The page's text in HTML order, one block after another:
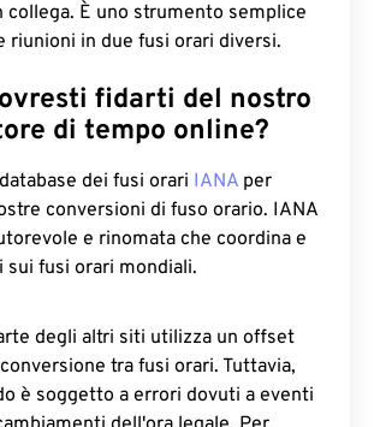
collega. È uno strumento semplice
riunioni in due fusi orari diversi.
fidarti del nostro
di tempo online?
dei fusi orari IANA per
conversioni di fuso orario. IANA
e rinomata che coordina e
sui fusi orari mondiali.
degli altri siti utilizza un offset
tra fusi orari. Tuttavia,
è soggetto a errori dovuti a eventi